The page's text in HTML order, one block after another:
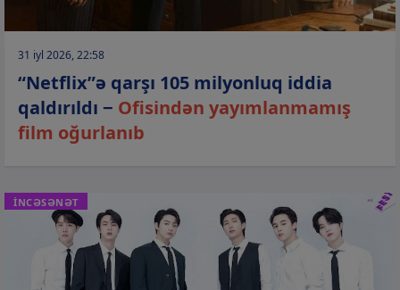
31 iyl 2026, 22:58
“Netflix”ə qarşı 105 milyonluq iddia
qaldırıldı − Ofisindən yayımlanmamış
film oğurlanıb
İNCƏSƏNƏT